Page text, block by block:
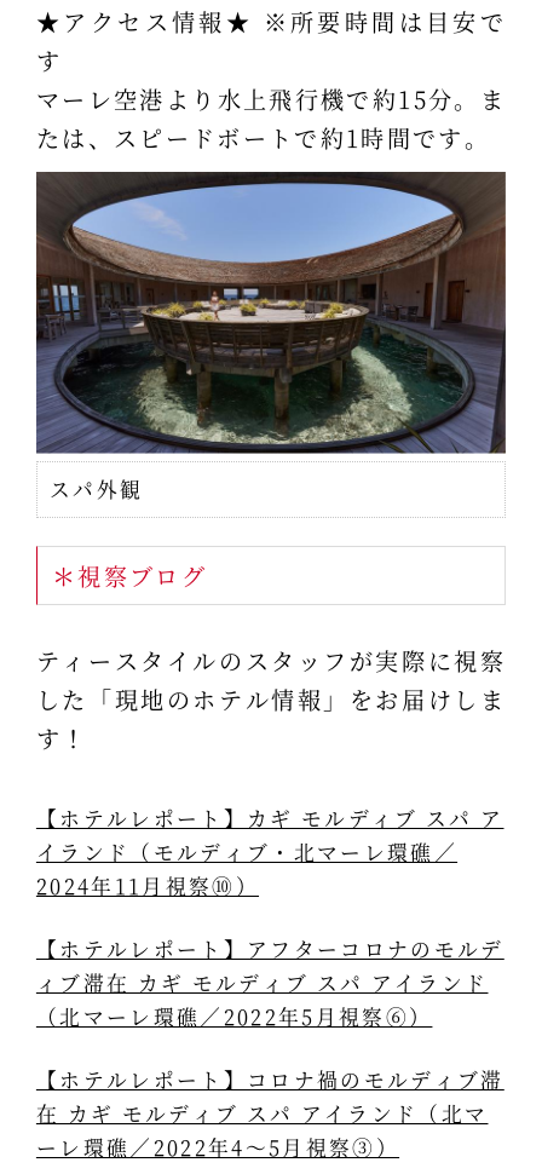
★アクセス情報★ ※所要時間は目安で
す
マーレ空港より水上飛行機で約15分。ま
たは、スピードボートで約1時間です。
スパ外観
＊視察ブログ
ティースタイルのスタッフが実際に視察
した「現地のホテル情報」をお届けしま
す！
【ホテルレポート】カギ モルディブ スパ ア
イランド（モルディブ・北マーレ環礁／
2024年11月視察⑩）
【ホテルレポート】アフターコロナのモルデ
ィブ滞在 カギ モルディブ スパ アイランド
（北マーレ環礁／2022年5月視察⑥）
【ホテルレポート】コロナ禍のモルディブ滞
在 カギ モルディブ スパ アイランド（北マ
ーレ環礁／2022年4～5月視察③）